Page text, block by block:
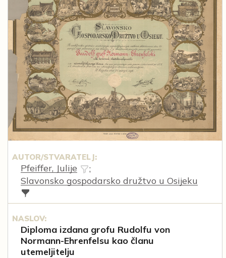
AUTOR/STVARATELJ:
Pfeiffer, Julije
;
Slavonsko gospodarsko družtvo u Osijeku
NASLOV:
Diploma izdana grofu Rudolfu von
Normann-Ehrenfelsu kao članu
utemeljitelju